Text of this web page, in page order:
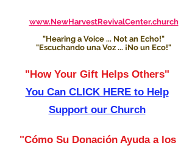
www.NewHarvestRevivalCenter.church
"Hearing a Voice ... Not an Echo!"
"Escuchando una Voz ... ¡No un Eco!"
"How Your Gift Helps Others"
You Can CLICK HERE to Help
Support our Church
"Cómo Su Donación Ayuda a los